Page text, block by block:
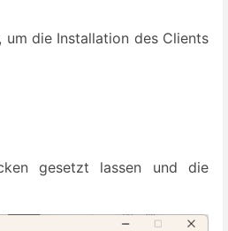
um die Installation des Clients
gesetzt lassen und die